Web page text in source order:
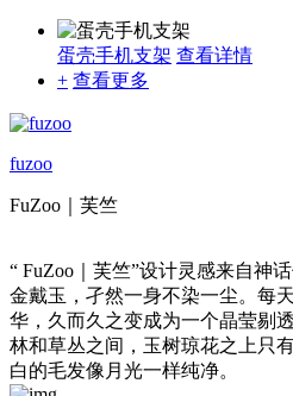
蛋壳手机支架 查看详情
+ 查看更多
fuzoo
FuZoo｜芙竺
“ FuZoo｜芙竺”设计灵感来自神
金戴玉，孑然一身不染一尘。每
华，久而久之变成为一个晶莹剔
林和草丛之间，玉树琼花之上只
白的毛发像月光一样纯净。